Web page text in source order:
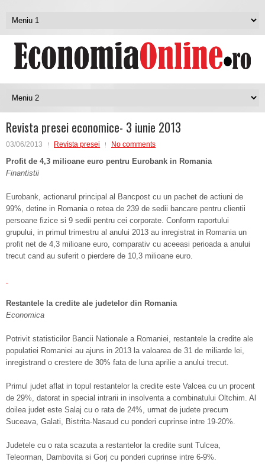
Revista presei economice- 3 iunie 2013
03/06/2013 Revista presei No comments
Profit de 4,3 milioane euro pentru Eurobank in Romania
Finantistii
Eurobank, actionarul principal al Bancpost cu un pachet de actiuni de
99%, detine in Romania o retea de 239 de sedii bancare pentru clientii
persoane fizice si 9 sedii pentru cei corporate. Conform raportului
grupului, in primul trimestru al anului 2013 au inregistrat in Romania un
profit net de 4,3 milioane euro, comparativ cu aceeasi perioada a anului
trecut cand au suferit o pierdere de 10,3 milioane euro.
Restantele la credite ale judetelor din Romania
Economica
Potrivit statisticilor Bancii Nationale a Romaniei, restantele la credite ale
populatiei Romaniei au ajuns in 2013 la valoarea de 31 de miliarde lei,
inregistrand o crestere de 30% fata de luna aprilie a anului trecut.
Primul judet aflat in topul restantelor la credite este Valcea cu un procent
de 29%, datorat in special intrarii in insolventa a combinatului Oltchim. Al
doilea judet este Salaj cu o rata de 24%, urmat de judete precum
Suceava, Galati, Bistrita-Nasaud cu ponderi cuprinse intre 19-20%.
Judetele cu o rata scazuta a restantelor la credite sunt Tulcea,
Teleorman, Dambovita si Gorj cu ponderi cuprinse intre 6-9%.